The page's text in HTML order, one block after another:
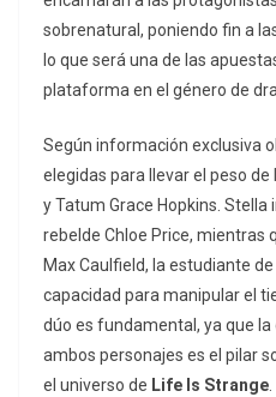
sobrenatural, poniendo fin a
lo que será una de las
plataforma en el género de
Según información exclusiva
elegidas para llevar el peso
y Tatum Grace Hopkins.
rebelde Chloe Price, mientras
Max Caulfield, la estudiante
capacidad para manipular el
dúo es fundamental, ya que
ambos personajes es el pilar
el universo de Life Is Strange